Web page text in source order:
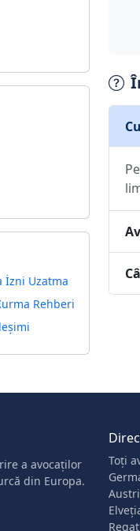
İzni Uzatma
Rehberi
a avocaților
din Europa.
Toți